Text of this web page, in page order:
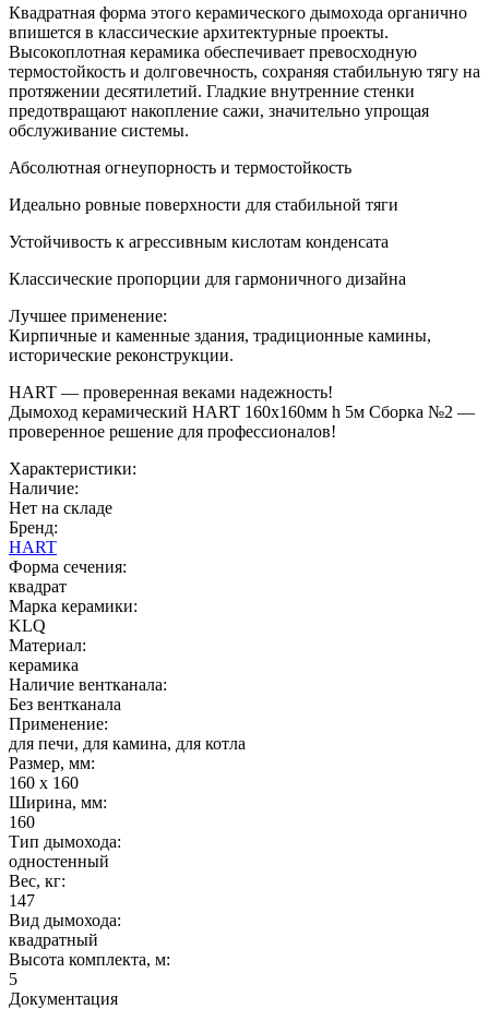
Квадратная форма этого керамического дымохода органично
впишется в классические архитектурные проекты.
Высокоплотная керамика обеспечивает превосходную
термостойкость и долговечность, сохраняя стабильную тягу на
протяжении десятилетий. Гладкие внутренние стенки
предотвращают накопление сажи, значительно упрощая
обслуживание системы.
Абсолютная огнеупорность и термостойкость
Идеально ровные поверхности для стабильной тяги
Устойчивость к агрессивным кислотам конденсата
Классические пропорции для гармоничного дизайна
Лучшее применение:
Кирпичные и каменные здания, традиционные камины,
исторические реконструкции.
HART — проверенная веками надежность!
Дымоход керамический HART 160х160мм h 5м Сборка №2 —
проверенное решение для профессионалов!
Характеристики:
Наличие:
Нет на складе
Бренд:
HART
Форма сечения:
квадрат
Марка керамики:
KLQ
Материал:
керамика
Наличие вентканала:
Без вентканала
Применение:
для печи, для камина, для котла
Размер, мм:
160 x 160
Ширина, мм:
160
Тип дымохода:
одностенный
Вес, кг:
147
Вид дымохода:
квадратный
Высота комплекта, м:
5
Документация